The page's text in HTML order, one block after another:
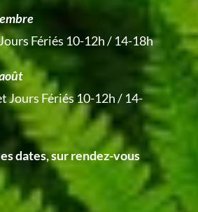
Fériés 10-12h / 14-18h
Jours Fériés 10-12h / 14-
dates, sur rendez-vous